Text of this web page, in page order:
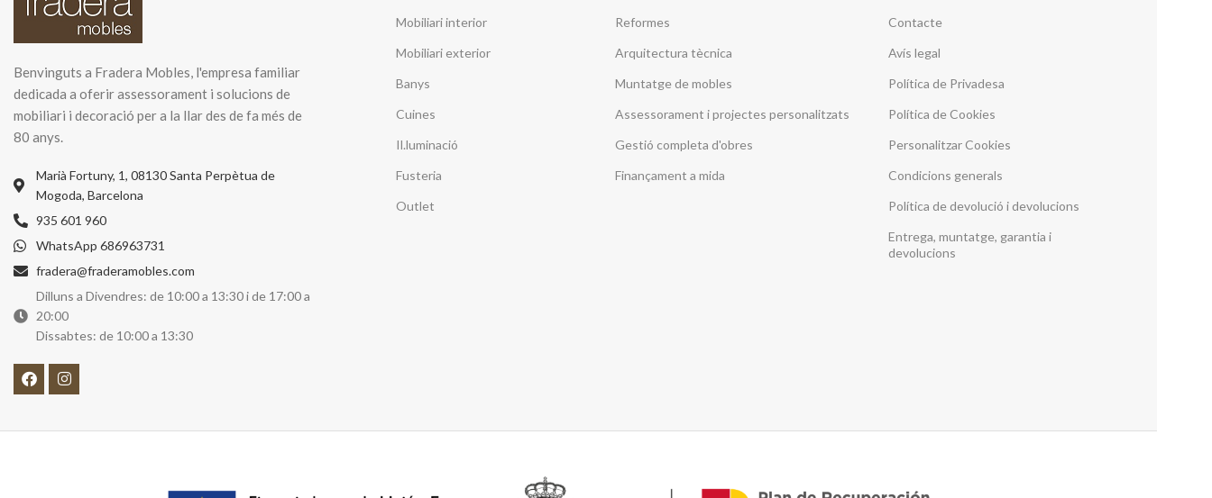
Benvinguts a Fradera Mobles, l'empresa familiar
dedicada a oferir assessorament i solucions de
mobiliari i decoració per a la llar des de fa més de
80 anys.
Marià Fortuny, 1, 08130 Santa Perpètua de
Mogoda, Barcelona
935 601 960
WhatsApp 686963731
fradera@fraderamobles.com
Dilluns a Divendres: de 10:00 a 13:30 i de 17:00 a
20:00
Dissabtes: de 10:00 a 13:30
Mobiliari interior
Mobiliari exterior
Banys
Cuines
Il.luminació
Fusteria
Outlet
Reformes
Arquitectura tècnica
Muntatge de mobles
Assessorament i projectes personalitzats
Gestió completa d'obres
Finançament a mida
Contacte
Avís legal
Política de Privadesa
Política de Cookies
Personalitzar Cookies
Condicions generals
Política de devolució i devolucions
Entrega, muntatge, garantia i
devolucions